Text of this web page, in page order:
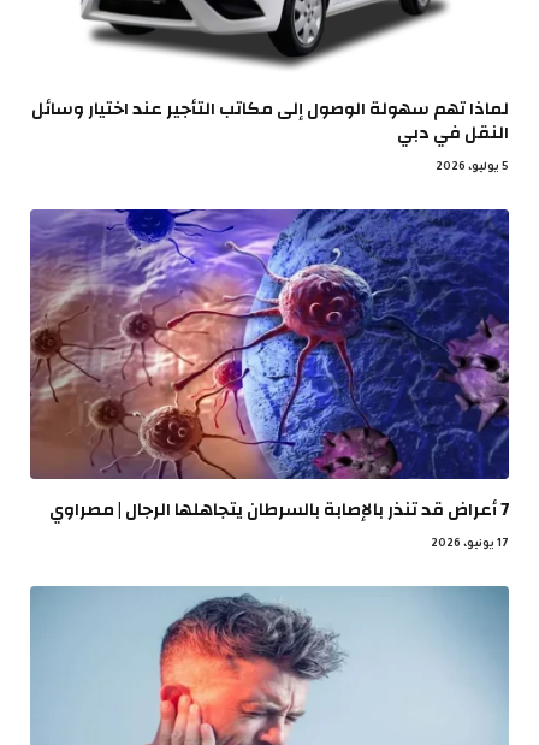
لماذا تهم سهولة الوصول إلى مكاتب التأجير عند اختيار وسائل
النقل في دبي
5 يوليو، 2026
7 أعراض قد تنذر بالإصابة بالسرطان يتجاهلها الرجال | مصراوي
17 يونيو، 2026